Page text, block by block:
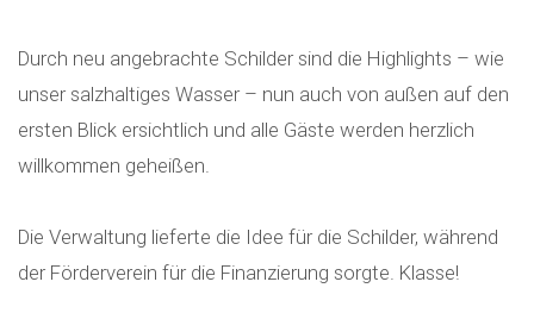
Durch neu angebrachte Schilder sind die Highlights – wie
unser salzhaltiges Wasser – nun auch von außen auf den
ersten Blick ersichtlich und alle Gäste werden herzlich
willkommen geheißen.
Die Verwaltung lieferte die Idee für die Schilder, während
der Förderverein für die Finanzierung sorgte. Klasse!